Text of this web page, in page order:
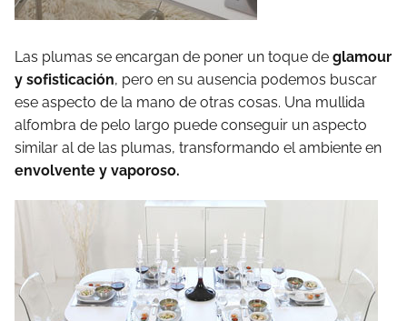
Las plumas se encargan de poner un toque de glamour
y sofisticación, pero en su ausencia podemos buscar
ese aspecto de la mano de otras cosas. Una mullida
alfombra de pelo largo puede conseguir un aspecto
similar al de las plumas, transformando el ambiente en
envolvente y vaporoso.